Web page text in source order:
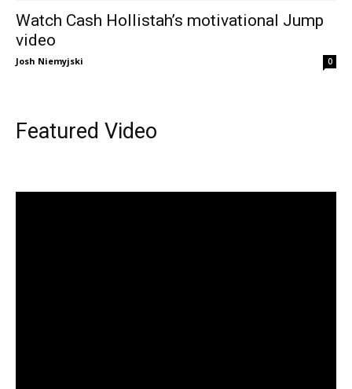
Watch Cash Hollistah’s motivational Jump
video
Josh Niemyjski 0
Featured Video